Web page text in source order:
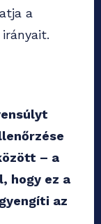
a
– a
hogy ez a
az